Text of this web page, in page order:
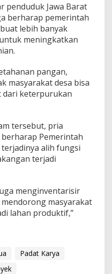
penduduk Jawa Barat
berharap pemerintah
lebih banyak
meningkatkan
pangan,
masyarakat desa bisa
dari keterpurukan
tersebut, pria
Pemerintah
alih fungsi
terjadi
menginventarisir
masyarakat
lahan produktif,”
Padat Karya